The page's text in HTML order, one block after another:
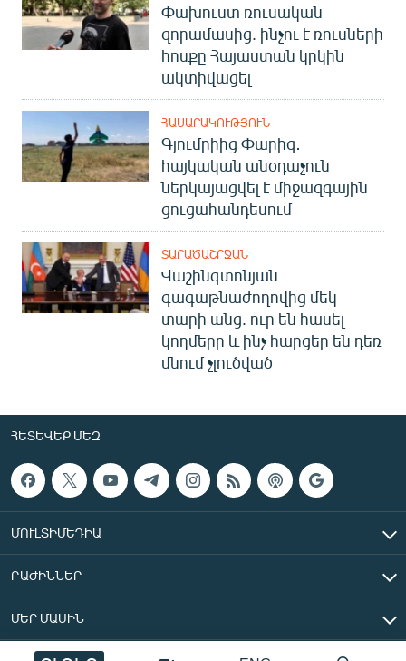
Փախուստ ռուսական
զորամասից. ինչու է ռուսների
հոսքը Հայաստան կրկին
ակտիվացել
ՀԱՍԱՐԱԿՈՒԹՅՈՒՆ
Գյումրիից Փարիզ․
հայկական անօդաչուն
ներկայացվել է միջազգային
ցուցահանդեսում
ՏԱՐԱԾԱՇՐՋԱՆ
Վաշինգտոնյան
գագաթնաժողովից մեկ
տարի անց. ուր են հասել
կողմերը և ինչ հարցեր են դեռ
մնում չլուծված
ՀԵՏԵՎԵՔ ՄԵԶ
ՄՈՒԼՏԻՄԵԴԻԱ
ԲԱԺԻՆՆԵՐ
ՄԵՐ ՄԱՍԻՆ